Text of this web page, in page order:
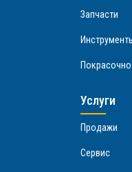
Запчасти
Услуги
Продажи
Сервис